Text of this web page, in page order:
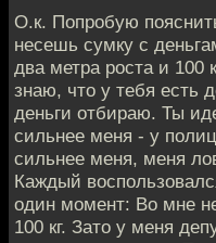
О.к. Попробую
несешь сумку с
два метра роста и 100
знаю, что у тебя есть
деньги отбираю. Ты
сильнее меня - у
сильнее меня, меня
Каждый
один момент: Во мне
100 кг. Зато у меня